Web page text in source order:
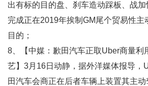
出有标的目的盘、刹车造动踩板、战
完成正在2019年挨制GM尾个贸易性主
目的；
8、【中媒：歉田汽车正取Uber商量利
艺】3月16日动静，据外洋媒体报导，
田汽车会商正在后者车辆上装置其主动